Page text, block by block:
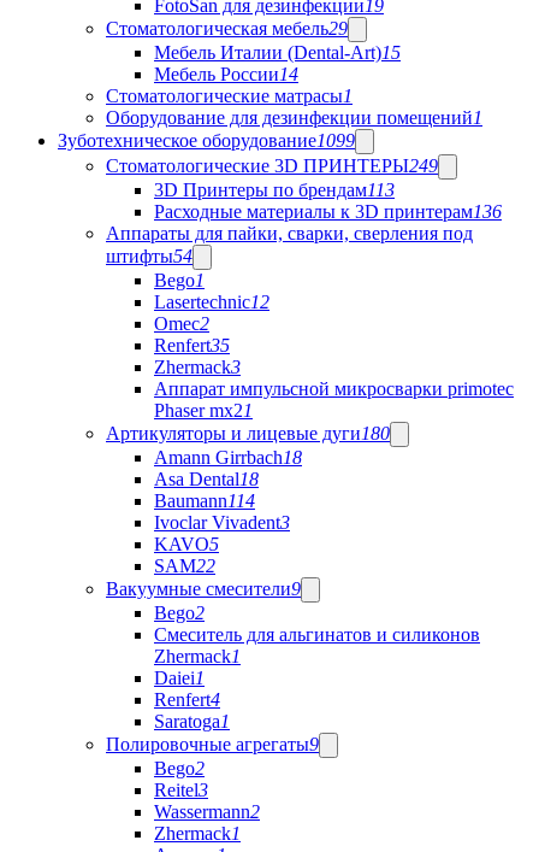
FotoSan для дезинфекции19
Стоматологическая мебель29
Мебель Италии (Dental-Art)15
Мебель России14
Стоматологические матрасы1
Оборудование для дезинфекции помещений1
Зуботехническое оборудование1099
Стоматологические 3D ПРИНТЕРЫ249
3D Принтеры по брендам113
Расходные материалы к 3D принтерам136
Аппараты для пайки, сварки, сверления под
штифты54
Bego1
Lasertechnic12
Omec2
Renfert35
Zhermack3
Аппарат импульсной микросварки primotec
Phaser mx21
Артикуляторы и лицевые дуги180
Amann Girrbach18
Asa Dental18
Baumann114
Ivoclar Vivadent3
KAVO5
SAM22
Вакуумные смесители9
Bego2
Cмеситель для альгинатов и силиконов
Zhermack1
Daiei1
Renfert4
Saratoga1
Полировочные агрегаты9
Bego2
Reitel3
Wassermann2
Zhermack1